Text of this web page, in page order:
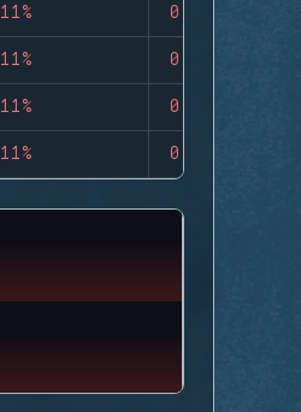
11% 0
11% 0
11% 0
11% 0